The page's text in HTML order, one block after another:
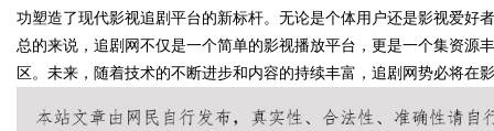
Bo
功塑造了现代影视追剧平台的新标杆。无论是个体用户还是影视爱好
总的来说，追剧网不仅是一个简单的影视播放平台，更是一个集资源
区。未来，随着技术的不断进步和内容的持续丰富，追剧网势必将在